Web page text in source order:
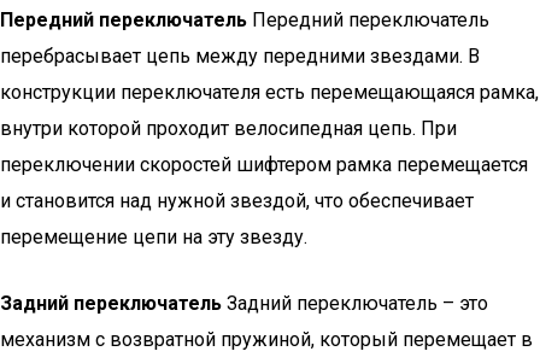
Передний переключатель Передний переключатель
перебрасывает цепь между передними звездами. В
конструкции переключателя есть перемещающаяся рамка,
внутри которой проходит велосипедная цепь. При
переключении скоростей шифтером рамка перемещается
и становится над нужной звездой, что обеспечивает
перемещение цепи на эту звезду.
Задний переключатель Задний переключатель – это
механизм с возвратной пружиной, который перемещает в